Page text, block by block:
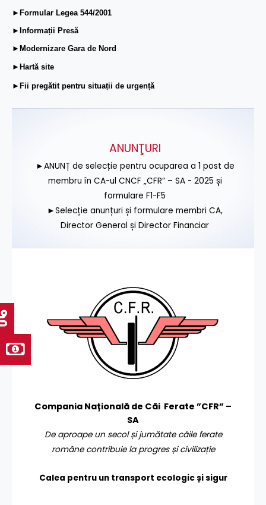
►Formular Legea 544/2001
►Informații Presă
►Modernizare Gara de Nord
►Hartă site
►Fii pregătit pentru situații de urgență
ANUNŢURI
►ANUNȚ de selecție pentru ocuparea a 1 post de
membru în CA-ul CNCF „CFR” – SA - 2025 și
formulare F1-F5
►Selecție anunțuri și formulare membri CA,
Director General și Director Financiar
Compania Națională de Căi Ferate ”CFR” –
SA
De aproape un secol și jumătate căile ferate
române contribuie la progres și civilizație
Calea pentru un transport ecologic și sigur